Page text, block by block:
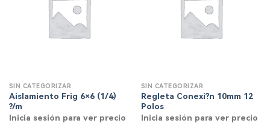
SIN CATEGORIZAR
Aislamiento Frig 6×6 (1/4)
?/m
Inicia sesión para ver precio
SIN CATEGORIZAR
Regleta Conexi?n 10mm 12
Polos
Inicia sesión para ver precio